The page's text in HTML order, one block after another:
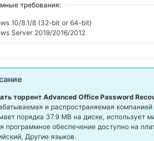
требования:
10/8.1/8 (32-bit or 64-bit)
Server 2019/2016/2012
торрент Advanced Office Password
и распространяемая
порядка 37.9 MB на диске, использует
программное обеспечение доступно на
Другие языков.